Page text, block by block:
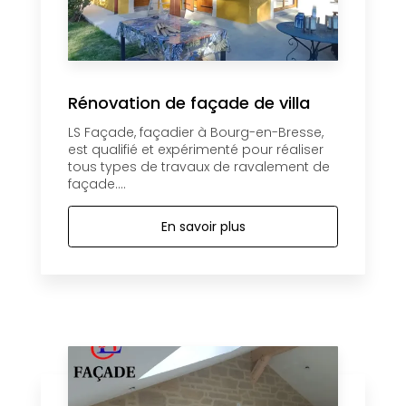
Rénovation de façade de villa
LS Façade, façadier à Bourg-en-Bresse,
est qualifié et expérimenté pour réaliser
tous types de travaux de ravalement de
façade....
En savoir plus